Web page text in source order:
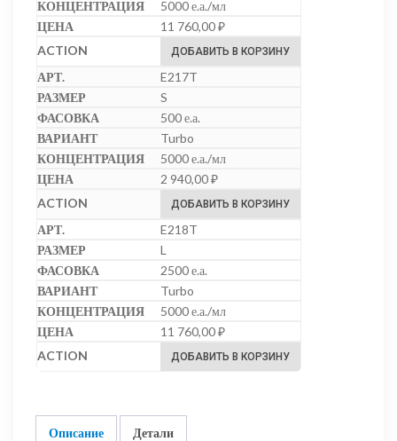
5000 е.а./мл
11 760,00₽
ДОБАВИТЬ В КОРЗИНУ
E217T
S
500 е.а.
Turbo
5000 е.а./мл
2 940,00₽
ДОБАВИТЬ В КОРЗИНУ
E218T
L
2500 е.а.
Turbo
5000 е.а./мл
11 760,00₽
ДОБАВИТЬ В КОРЗИНУ
Описание Детали